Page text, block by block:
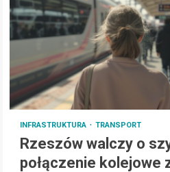
INFRASTRUKTURA TRANSPORT
Rzeszów walczy o
połączenie kolejowe